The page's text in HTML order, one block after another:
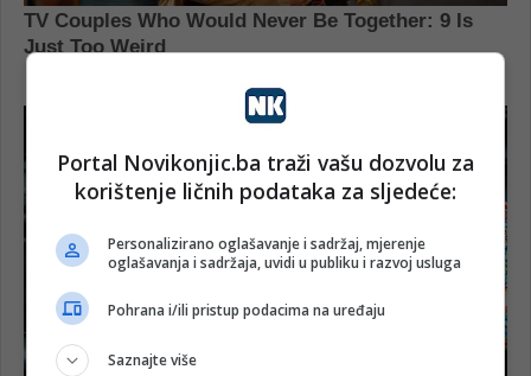
Portal Novikonjic.ba traži vašu dozvolu za
korištenje ličnih podataka za sljedeće:
Personalizirano oglašavanje i sadržaj, mjerenje
oglašavanja i sadržaja, uvidi u publiku i razvoj usluga
Pohrana i/ili pristup podacima na uređaju
Saznajte više